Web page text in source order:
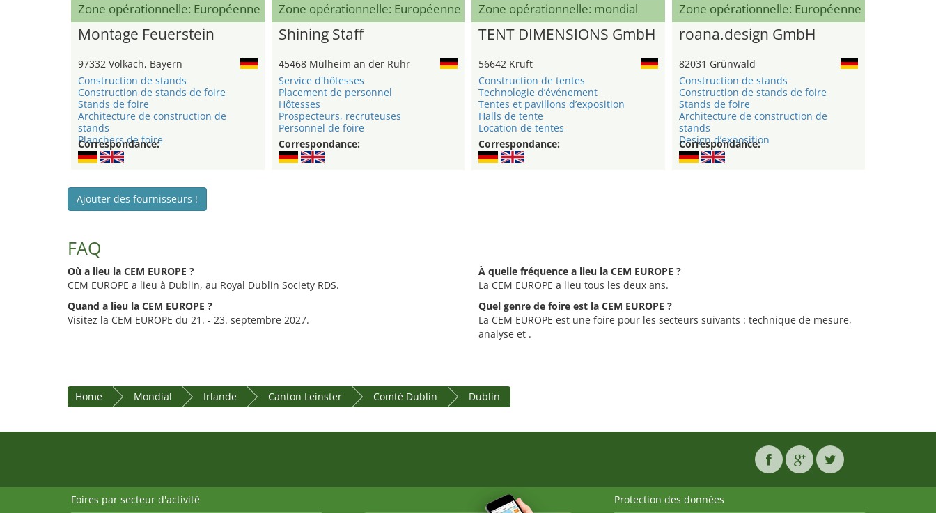
Zone opérationnelle: Européenne
Montage Feuerstein
97332 Volkach, Bayern
Construction de stands
Construction de stands de foire
Stands de foire
Architecture de construction de
stands
Planchers de foire
Correspondance:
Zone opérationnelle: Européenne
Shining Staff
45468 Mülheim an der Ruhr
Service d'hôtesses
Placement de personnel
Hôtesses
Prospecteurs, recruteuses
Personnel de foire
Correspondance:
Zone opérationnelle: mondial
TENT DIMENSIONS GmbH
56642 Kruft
Construction de tentes
Technologie d’événement
Tentes et pavillons d’exposition
Halls de tente
Location de tentes
Correspondance:
Zone opérationnelle: Européenne
roana.design GmbH
82031 Grünwald
Construction de stands
Construction de stands de foire
Stands de foire
Architecture de construction de
stands
Design d’exposition
Correspondance:
Ajouter des fournisseurs !
FAQ
Où a lieu la CEM EUROPE ?
CEM EUROPE a lieu à Dublin, au Royal Dublin Society RDS.
Quand a lieu la CEM EUROPE ?
Visitez la CEM EUROPE du 21. - 23. septembre 2027.
À quelle fréquence a lieu la CEM EUROPE ?
La CEM EUROPE a lieu tous les deux ans.
Quel genre de foire est la CEM EUROPE ?
La CEM EUROPE est une foire pour les secteurs suivants : technique de mesure,
analyse et .
Home Mondial Irlande Canton Leinster Comté Dublin Dublin
Foires par secteur d'activité Protection des données